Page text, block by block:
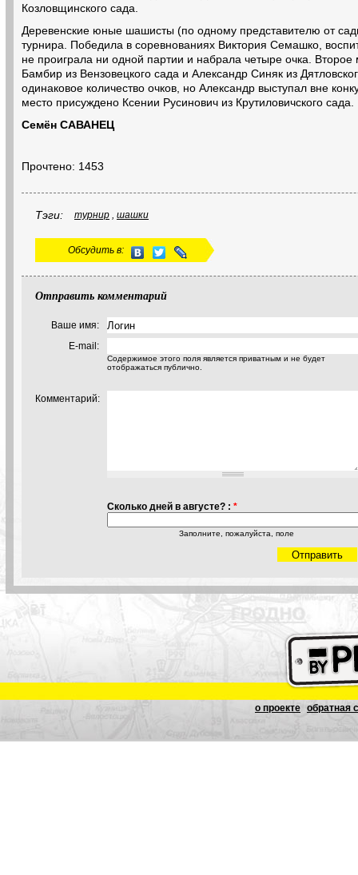
Козловщинского сада.
Деревенские юные шашисты (по одному представителю от
турнира. Победила в соревнованиях Виктория Семашко,
не проиграла ни одной партии и набрала четыре очка.
Бамбир из Вензовецкого сада и Александр Синяк из
одинаковое количество очков, но Александр выступал вне
место присуждено Ксении Русинович из Крутиловичского сада.
Семён САВАНЕЦ
Прочтено: 1453
Тэги: турнир , шашки
Обсудить в:
Отправить комментарий
Ваше имя:
E-mail:
Содержимое этого поля является приватным и не будет
отображаться публично.
Комментарий:
Сколько дней в августе? : *
Заполните, пожалуйста, поле
о проекте обратная